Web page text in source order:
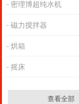
密理博超纯水机
磁力搅拌器
烘箱
摇床
查看全部